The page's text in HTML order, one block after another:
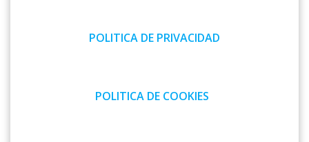
POLITICA DE PRIVACIDAD
POLITICA DE COOKIES